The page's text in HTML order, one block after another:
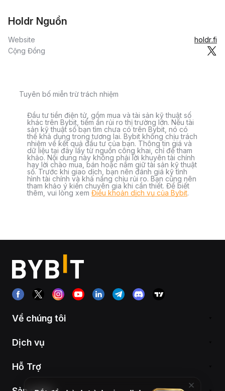
Holdr Nguồn
Website
holdr.fi
Cộng Đồng
Tuyên bố miễn trừ trách nhiệm
Đầu tư tiền điện tử, gồm mua và tài sản kỹ thuật số
khác trên Bybit, tiềm ẩn rủi ro thị trường lớn. Nếu tài
sản kỹ thuật số bạn tìm chưa có trên Bybit, nó có
thể khả dụng trong tương lai. Bybit không chịu trách
nhiệm về kết quả đầu tư của bạn. Thông tin giá và
dữ liệu tại đây lấy từ nguồn công khai, chỉ để tham
khảo. Nội dung này không phải lời khuyên tài chính
hay lời chào mua, bán hoặc nắm giữ tài sản kỹ thuật
số. Trước khi giao dịch, bạn nên đánh giá kỹ tình
hình tài chính và khả năng chịu rủi ro. Bạn cũng nên
tham khảo ý kiến chuyên gia khi cần thiết. Để biết
thêm, vui lòng xem Điều khoản dịch vụ của Bybit.
Về chúng tôi
Dịch vụ
Hỗ Trợ